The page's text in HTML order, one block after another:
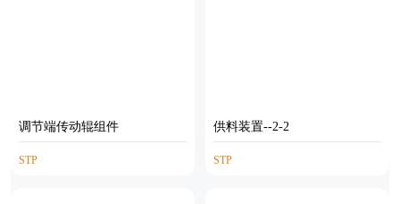
调节端传动辊组件
STP
供料装置--2-2
STP